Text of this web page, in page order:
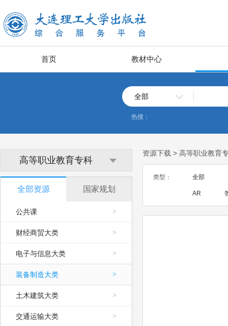
首页 教材中心
全部
热搜：
高等职业教育专科
全部资源
公共课 >
财经商贸大类 >
电子与信息大类 >
装备制造大类 >
土木建筑大类 >
交通运输大类 >
国家规划
资源下载 > 高等职业教育
类型： 全部
AR